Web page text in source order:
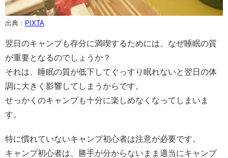
出典： PIXTA
翌日のキャンプも存分に満喫するためには、なぜ睡眠の質
が重要となるのでしょうか？
それは、睡眠の質が低下してぐっすり眠れないと翌日の体
調に大きく影響してしまうからです。
せっかくのキャンプも十分に楽しめなくなってしまいま
す。
特に慣れていないキャンプ初心者は注意が必要です。
キャンプ初心者は、勝手が分からないまま適当にキャンプ